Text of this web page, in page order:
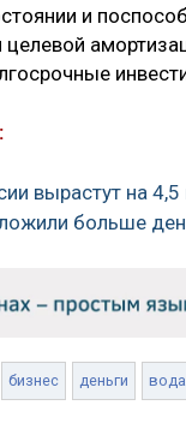
и
целевой
вырастут на
больше
бизнес деньги вода